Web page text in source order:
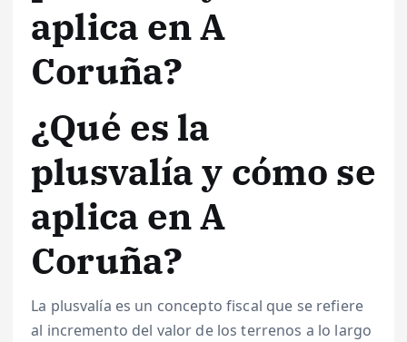
aplica en A
Coruña?
¿Qué es la
plusvalía y cómo se
aplica en A
Coruña?
La plusvalía es un concepto fiscal que se refiere
al incremento del valor de los terrenos a lo largo